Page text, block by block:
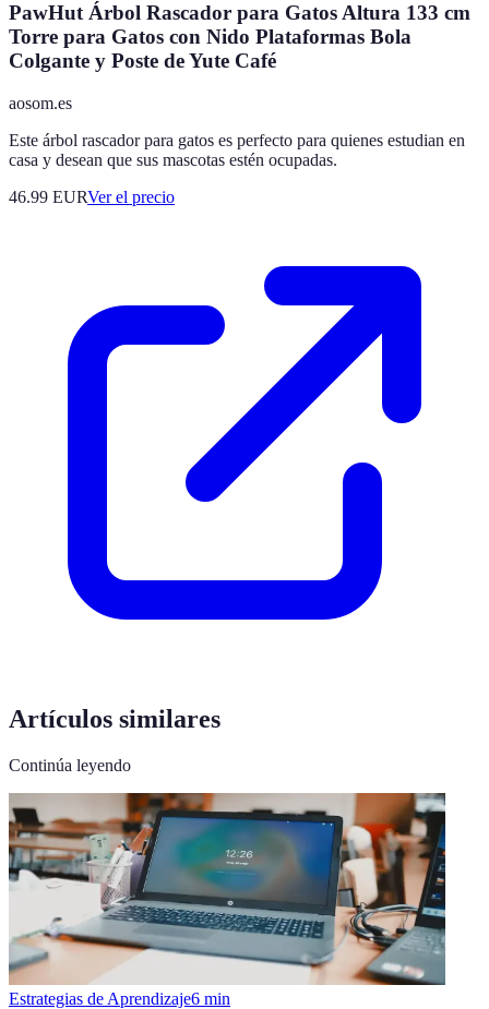
PawHut Árbol Rascador para Gatos Altura 133 cm
Torre para Gatos con Nido Plataformas Bola
Colgante y Poste de Yute Café
aosom.es
Este árbol rascador para gatos es perfecto para quienes estudian en
casa y desean que sus mascotas estén ocupadas.
46.99 EURVer el precio
Artículos similares
Continúa leyendo
Estrategias de Aprendizaje6 min